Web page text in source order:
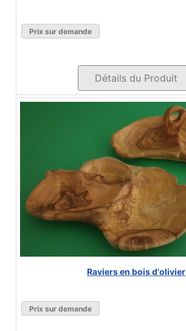
Prix sur demande
Détails du Produit
Raviers en bois d'olivier
Prix sur demande